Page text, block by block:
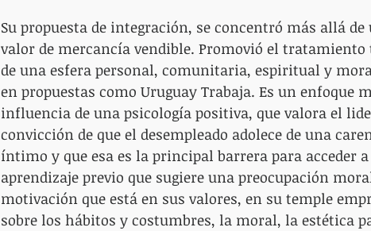
Su propuesta de integración, se concentró más allá
valor de mercancía vendible. Promovió el
de una esfera personal, comunitaria, espiritual y
en propuestas como Uruguay Trabaja. Es un enfoque
influencia de una psicología positiva, que valora el
convicción de que el desempleado adolece de una
íntimo y que esa es la principal barrera para acceder
aprendizaje previo que sugiere una preocupación
motivación que está en sus valores, en su temple
sobre los hábitos y costumbres, la moral, la estética